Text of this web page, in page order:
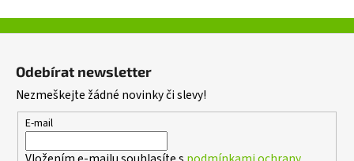
Odebírat newsletter
Nezmeškejte žádné novinky či slevy!
E-mail